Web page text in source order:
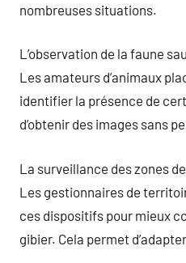
nombreuses situations.
L’observation de la faune
Les amateurs d’animaux
identifier la présence de
d’obtenir des images sans
La surveillance des zones
Les gestionnaires de
ces dispositifs pour mieux
gibier. Cela permet